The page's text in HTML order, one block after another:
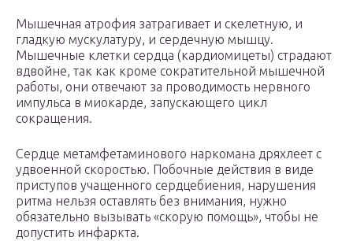
Мышечная атрофия затрагивает и скелетную, и
гладкую мускулатуру, и сердечную мышцу.
Мышечные клетки сердца (кардиомицеты) страдают
вдвойне, так как кроме сократительной мышечной
работы, они отвечают за проводимость нервного
импульса в миокарде, запускающего цикл
сокращения.
Сердце метамфетаминового наркомана дряхлеет с
удвоенной скоростью. Побочные действия в виде
приступов учащенного сердцебиения, нарушения
ритма нельзя оставлять без внимания, нужно
обязательно вызывать «скорую помощь», чтобы не
допустить инфаркта.